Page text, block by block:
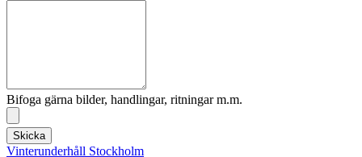
Bifoga gärna bilder, handlingar, ritningar m.m.
Skicka
Vinterunderhåll Stockholm